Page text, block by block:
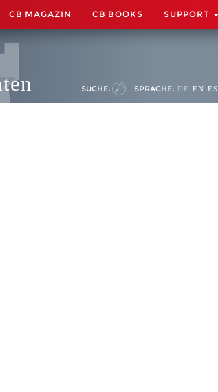
CB MAGAZIN CB BOOKS SUPPORT
SUCHE: SPRACHE: DE EN ES